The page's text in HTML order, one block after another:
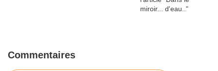
Commentaires